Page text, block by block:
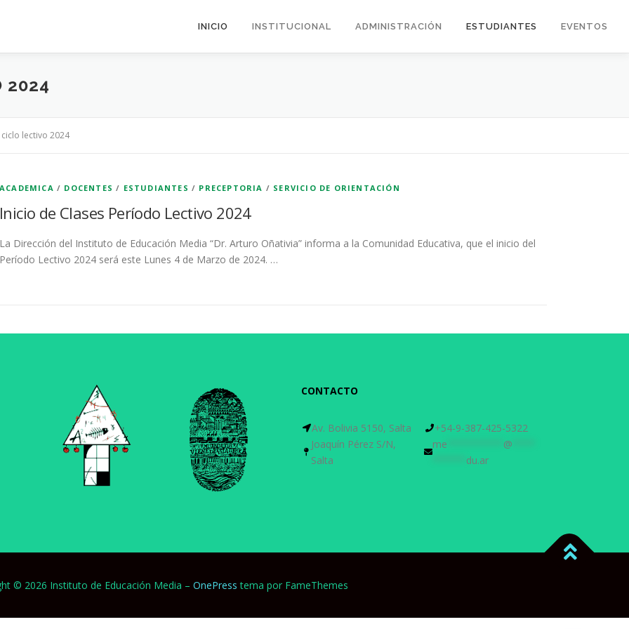
INICIO INSTITUCIONAL ADMINISTRACIÓN ESTUDIANTES EVENTOS
2024
ciclo lectivo 2024
ACADEMICA / DOCENTES / ESTUDIANTES / PRECEPTORIA / SERVICIO DE ORIENTACIÓN
Inicio de Clases Período Lectivo 2024
La Dirección del Instituto de Educación Media “Dr. Arturo Oñativia” informa a la Comunidad Educativa, que el inicio del
Período Lectivo 2024 será este Lunes 4 de Marzo de 2024. …
CONTACTO
Av. Bolivia 5150, Salta
Joaquín Pérez S/N,
Salta
+54-9-387-425-5322
me
@
du.ar
© 2026 Instituto de Educación Media – OnePress tema por FameThemes